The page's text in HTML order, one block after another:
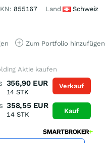
855167 Land Schweiz
Zum Portfolio hinzufügen
Aktie kaufen
356,90 EUR
14 STK
358,55 EUR
14 STK
Verkauf
Kauf